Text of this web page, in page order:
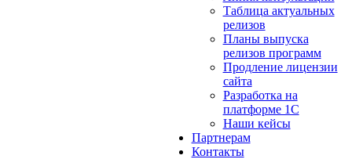
Таблица актуальных
релизов
Планы выпуска
релизов программ
Продление лицензии
сайта
Разработка на
платформе 1С
Наши кейсы
Партнерам
Контакты